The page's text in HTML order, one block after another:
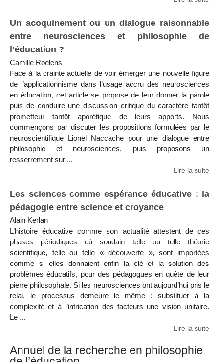
Un acoquinement ou un dialogue raisonnable
entre neurosciences et philosophie de
l’éducation ?
Camille Roelens
Face à la crainte actuelle de voir émerger une nouvelle figure
de l’applicationnisme dans l’usage accru des neurosciences
en éducation, cet article se propose de leur donner la parole
puis de conduire une discussion critique du caractère tantôt
prometteur tantôt aporétique de leurs apports. Nous
commençons par discuter les propositions formulées par le
neuroscientifique Lionel Naccache pour une dialogue entre
philosophie et neurosciences, puis proposons un
resserrement sur ...
Lire la suite
Les sciences comme espérance éducative : la
pédagogie entre science et croyance
Alain Kerlan
L’histoire éducative comme son actualité attestent de ces
phases périodiques où soudain telle ou telle théorie
scientifique, telle ou telle « découverte », sont importées
comme si elles donnaient enfin la clé et la solution des
problèmes éducatifs, pour des pédagogues en quête de leur
pierre philosophale. Si les neurosciences ont aujourd’hui pris le
relai, le processus demeure le même : substituer à la
complexité et à l’intrication des facteurs une vision unitaire.
Le ...
Lire la suite
Annuel de la recherche en philosophie